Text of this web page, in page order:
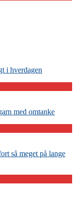
i hverdagen
med omtanke
så meget på lange